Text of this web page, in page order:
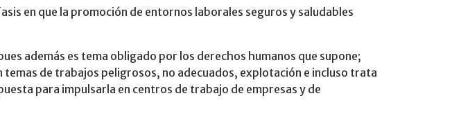
en que la promoción de entornos laborales seguros y saludables
además es tema obligado por los derechos humanos que supone;
temas de trabajos peligrosos, no adecuados, explotación e incluso trata
para impulsarla en centros de trabajo de empresas y de